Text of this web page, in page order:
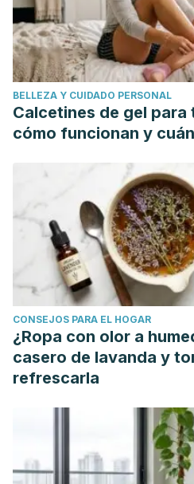
Ojeda, G. (2008). Diagnóstico
hidrocefalia crónica del
Investigacion En Demencia41,
BELLEZA Y CUIDADO PERSONAL
Calcetines de gel para
cómo funcionan y
CONSEJOS PARA EL HOGAR
¿Ropa con olor a
casero de lavanda y
refrescarla